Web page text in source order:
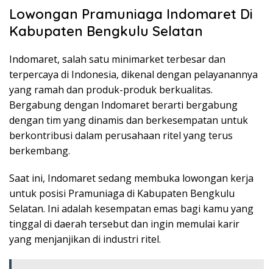
Lowongan Pramuniaga Indomaret Di
Kabupaten Bengkulu Selatan
Indomaret, salah satu minimarket terbesar dan
terpercaya di Indonesia, dikenal dengan pelayanannya
yang ramah dan produk-produk berkualitas.
Bergabung dengan Indomaret berarti bergabung
dengan tim yang dinamis dan berkesempatan untuk
berkontribusi dalam perusahaan ritel yang terus
berkembang.
Saat ini, Indomaret sedang membuka lowongan kerja
untuk posisi Pramuniaga di Kabupaten Bengkulu
Selatan. Ini adalah kesempatan emas bagi kamu yang
tinggal di daerah tersebut dan ingin memulai karir
yang menjanjikan di industri ritel.